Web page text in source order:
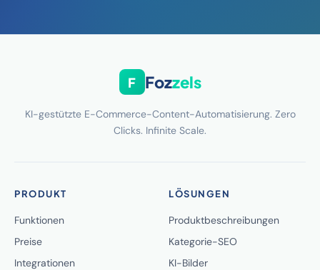
F Fozzels
KI-gestützte E-Commerce-Content-Automatisierung. Zero
Clicks. Infinite Scale.
PRODUKT
Funktionen
Preise
Integrationen
LÖSUNGEN
Produktbeschreibungen
Kategorie-SEO
KI-Bilder